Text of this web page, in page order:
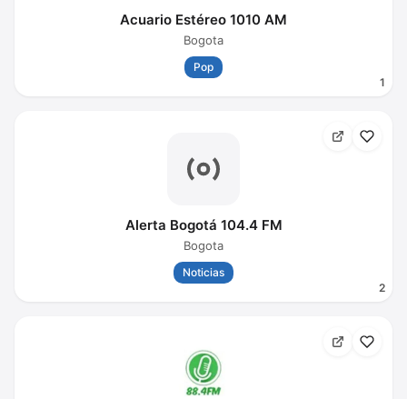
1
Acuario Estéreo 1010 AM
Bogota
Pop
2
Alerta Bogotá 104.4 FM
Bogota
Noticias